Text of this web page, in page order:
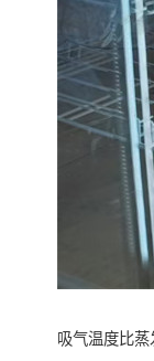
吸气温度比